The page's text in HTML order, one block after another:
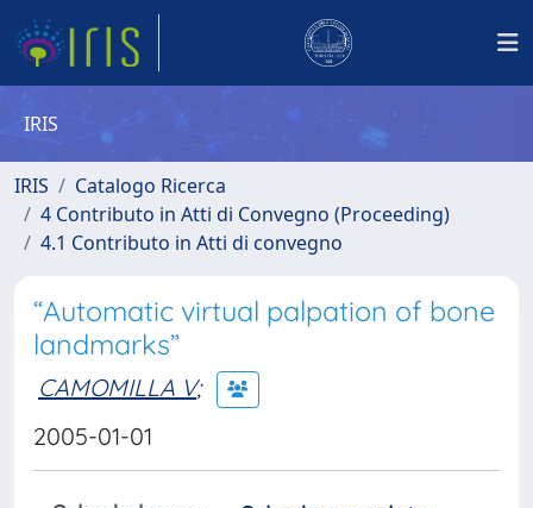
IRIS
IRIS
Catalogo Ricerca
4 Contributo in Atti di Convegno (Proceeding)
4.1 Contributo in Atti di convegno
“Automatic virtual palpation of bone
landmarks”
CAMOMILLA V;
2005-01-01